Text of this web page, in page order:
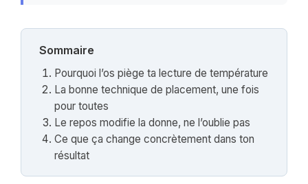
Sommaire
Pourquoi l’os piège ta lecture de température
La bonne technique de placement, une fois
pour toutes
Le repos modifie la donne, ne l’oublie pas
Ce que ça change concrètement dans ton
résultat